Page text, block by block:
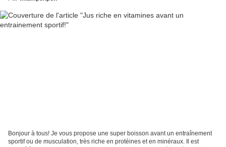
Bonjour à tous! Je vous propose une super boisson avant un entraînement
sportif ou de musculation, très riche en protéines et en minéraux. Il est